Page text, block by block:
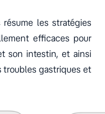
les stratégies
efficaces pour
son intestin, et ainsi
troubles gastriques et